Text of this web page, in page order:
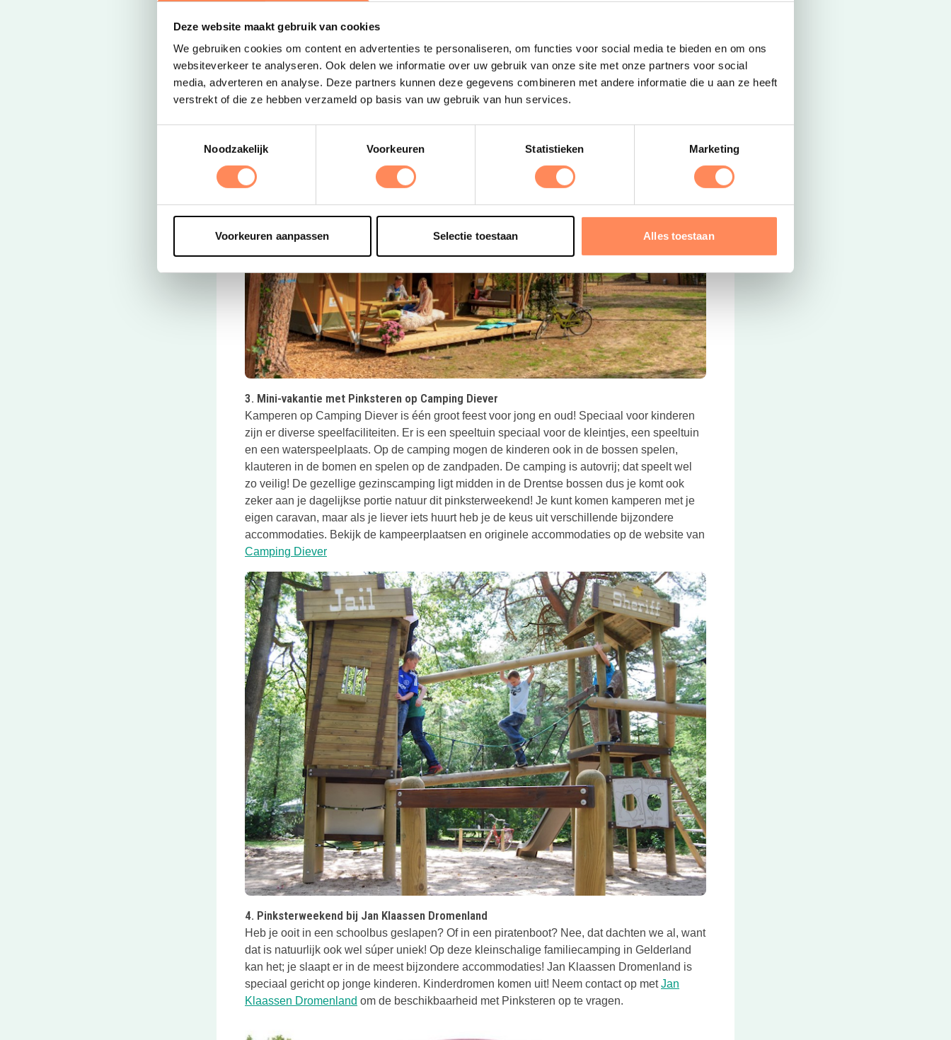
Deze website maakt gebruik van cookies
We gebruiken cookies om content en advertenties te personaliseren, om functies voor social media te bieden en om ons
websiteverkeer te analyseren. Ook delen we informatie over uw gebruik van onze site met onze partners voor social
media, adverteren en analyse. Deze partners kunnen deze gegevens combineren met andere informatie die u aan ze heeft
verstrekt of die ze hebben verzameld op basis van uw gebruik van hun services.
Noodzakelijk
Voorkeuren Statistieken Marketing
Voorkeuren aanpassen Selectie toestaan Alles toestaan
bungalowpark de Haeghehorst
3. Mini-vakantie met Pinksteren op Camping Diever
Kamperen op Camping Diever is één groot feest voor jong en oud! Speciaal voor kinderen
zijn er diverse speelfaciliteiten. Er is een speeltuin speciaal voor de kleintjes, een speeltuin
en een waterspeelplaats. Op de camping mogen de kinderen ook in de bossen spelen,
klauteren in de bomen en spelen op de zandpaden. De camping is autovrij; dat speelt wel
zo veilig! De gezellige gezinscamping ligt midden in de Drentse bossen dus je komt ook
zeker aan je dagelijkse portie natuur dit pinksterweekend! Je kunt komen kamperen met je
eigen caravan, maar als je liever iets huurt heb je de keus uit verschillende bijzondere
accommodaties. Bekijk de kampeerplaatsen en originele accommodaties op de website van
Camping DieverDeze link opent in een nieuwe tab
4. Pinksterweekend bij Jan Klaassen Dromenland
Heb je ooit in een schoolbus geslapen? Of in een piratenboot? Nee, dat dachten we al, want
dat is natuurlijk ook wel súper uniek! Op deze kleinschalige familiecamping in Gelderland
kan het; je slaapt er in de meest bijzondere accommodaties! Jan Klaassen Dromenland is
speciaal gericht op jonge kinderen. Kinderdromen komen uit! Neem contact op metJan
Klaassen Dromenland Deze link opent in een nieuwe tab
om de beschikbaarheid met Pinksteren op te vragen.